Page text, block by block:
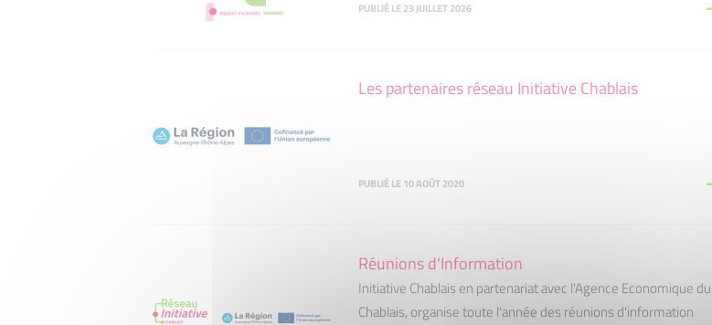
PUBLIÉ LE 23 JUILLET 2026
Les partenaires réseau Initiative Chablais
PUBLIÉ LE 10 AOÛT 2020
Réunions d'Information
Initiative Chablais en partenariat avec l'Agence Economique du
Chablais, organise toute l'année des réunions d'information